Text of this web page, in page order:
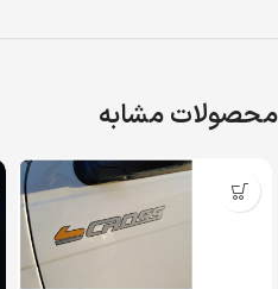
محصولات مشابه